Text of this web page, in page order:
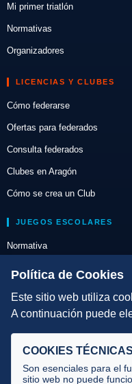
Mi primer triatlón
Normativas
Organizadores
LICENCIAS Y CLUBES
Cómo federarse
Ofertas para federados
Consulta federados
Clubes en Aragón
Cómo se crea un Club
JUEGOS ESCOLARES
Normativa
Escuelas de Triatlón
DIRECCIÓN TÉCNICA
Selecciones
Tecnificación
Política de Cookies
Este sitio web utiliza
A continuación puede
COOKIES
Son esenciales para el
sitio web no puede